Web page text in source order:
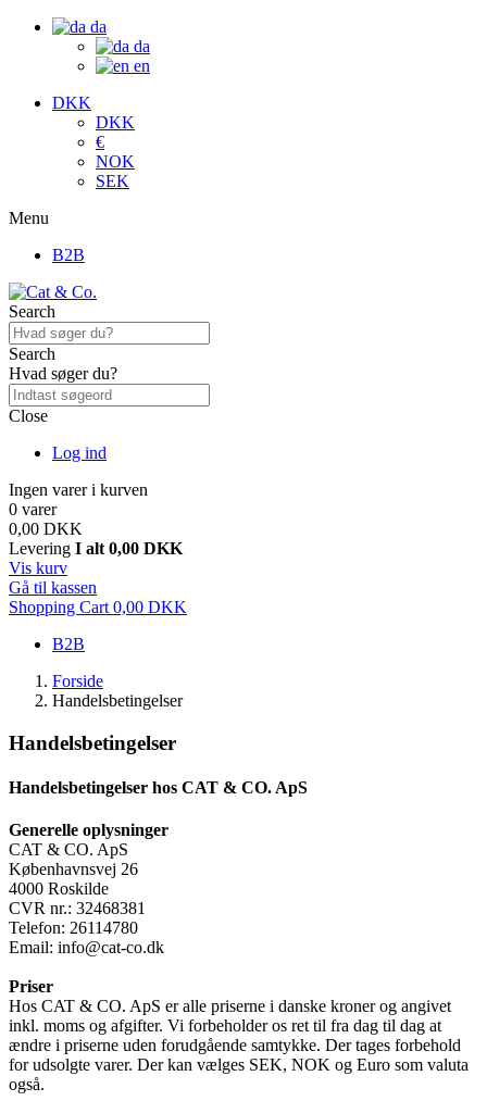
da
da
en
DKK
DKK
€
NOK
SEK
Menu
B2B
Search
Search
Hvad søger du?
Close
Log ind
Ingen varer i kurven
0 varer
0,00 DKK
Levering I alt 0,00 DKK
Vis kurv
Gå til kassen
Shopping Cart 0,00 DKK
B2B
Forside
Handelsbetingelser
Handelsbetingelser
Handelsbetingelser hos CAT & CO. ApS
Generelle oplysninger
CAT & CO. ApS
Københavnsvej 26
4000 Roskilde
CVR nr.: 32468381
Telefon: 26114780
Email: info@cat-co.dk
Priser
Hos CAT & CO. ApS er alle priserne i danske kroner og angivet
inkl. moms og afgifter. Vi forbeholder os ret til fra dag til dag at
ændre i priserne uden forudgående samtykke. Der tages forbehold
for udsolgte varer. Der kan vælges SEK, NOK og Euro som valuta
også.